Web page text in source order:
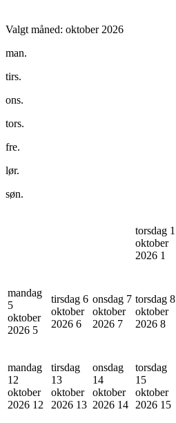
Valgt måned: oktober 2026
man.
tirs.
ons.
tors.
fre.
lør.
søn.
torsdag 1
oktober
2026 1
mandag
5
oktober
2026 5
tirsdag 6
oktober
2026 6
onsdag 7
oktober
2026 7
torsdag 8
oktober
2026 8
mandag
12
oktober
2026 12
tirsdag
13
oktober
2026 13
onsdag
14
oktober
2026 14
torsdag
15
oktober
2026 15